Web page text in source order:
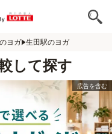
ヨガ 生田駅のヨガ
して探す